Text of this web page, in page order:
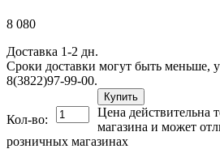
8 080
Доставка 1-2 дн.
Сроки доставки могут быть меньше,
8(3822)97-99-00.
Кол-во:
Купить
Цена действительна
магазина и может
розничных магазинах